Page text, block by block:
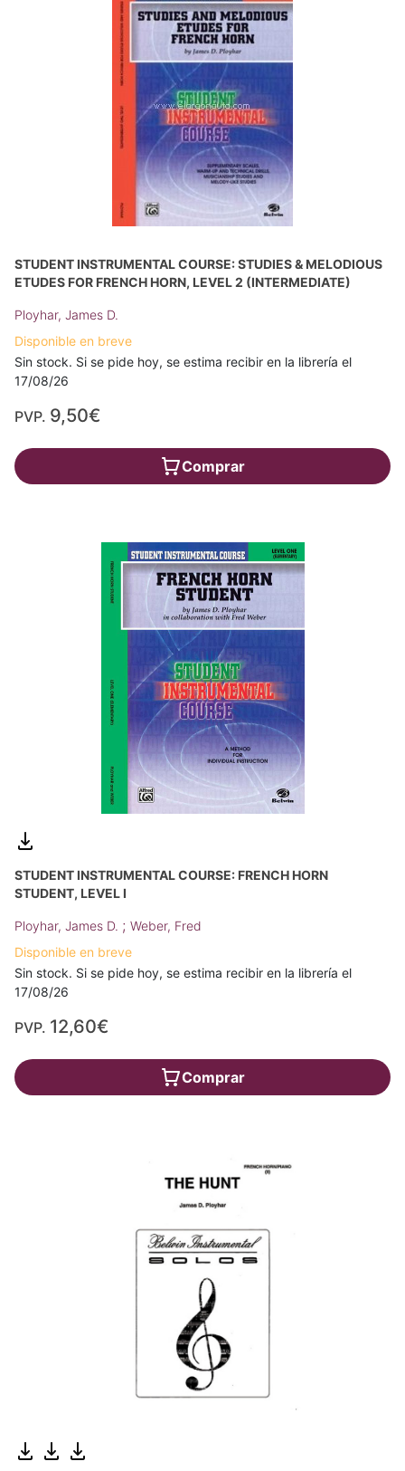
STUDENT INSTRUMENTAL COURSE: STUDIES & MELODIOUS
ETUDES FOR FRENCH HORN, LEVEL 2 (INTERMEDIATE)
Ployhar, James D.
Disponible en breve
Sin stock. Si se pide hoy, se estima recibir en la librería el
17/08/26
PVP. 9,50€
Comprar
STUDENT INSTRUMENTAL COURSE: FRENCH HORN
STUDENT, LEVEL I
Ployhar, James D. ; Weber, Fred
Disponible en breve
Sin stock. Si se pide hoy, se estima recibir en la librería el
17/08/26
PVP. 12,60€
Comprar